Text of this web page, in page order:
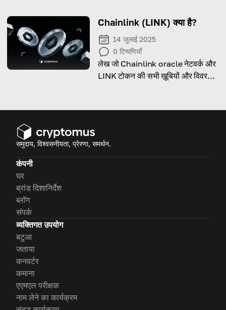
Chainlink (LINK) क्या है?
14 जुलाई 2025
0 टिप्पणियाँ
लेख जो Chainlink oracle नेटवर्क और
LINK टोकन की सभी ख़ूबियों और विवरणों
समुदाय, विश्वसनीयता, प्रेरणा, समर्थन.
कंपनी
घर
ब्रांड दिशानिर्देश
ब्लॉग
संपर्क
व्यक्तिगत उपयोग
बटुआ
जताया
कनवर्टर
कमाना
एएमएल परीक्षक
नाम लेने का कार्यक्रम